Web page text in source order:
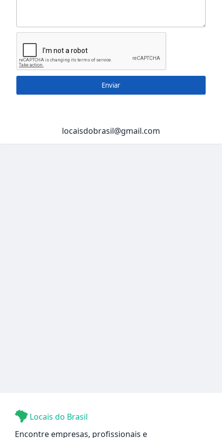
Enviar
locaisdobrasil@gmail.com
Locais do Brasil
Encontre empresas, profissionais e